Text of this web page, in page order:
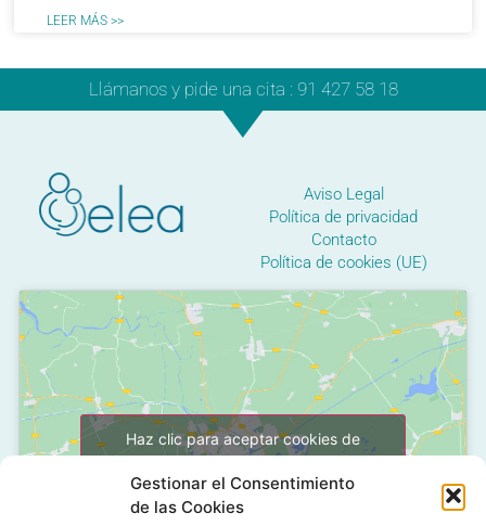
Gestionar el Consentimiento
de las Cookies
LEER MÁS >>
Llámanos y pide una cita : 91 427 58 18
Aviso Legal
Política de privacidad
Contacto
Política de cookies (UE)
Haz clic para aceptar cookies de